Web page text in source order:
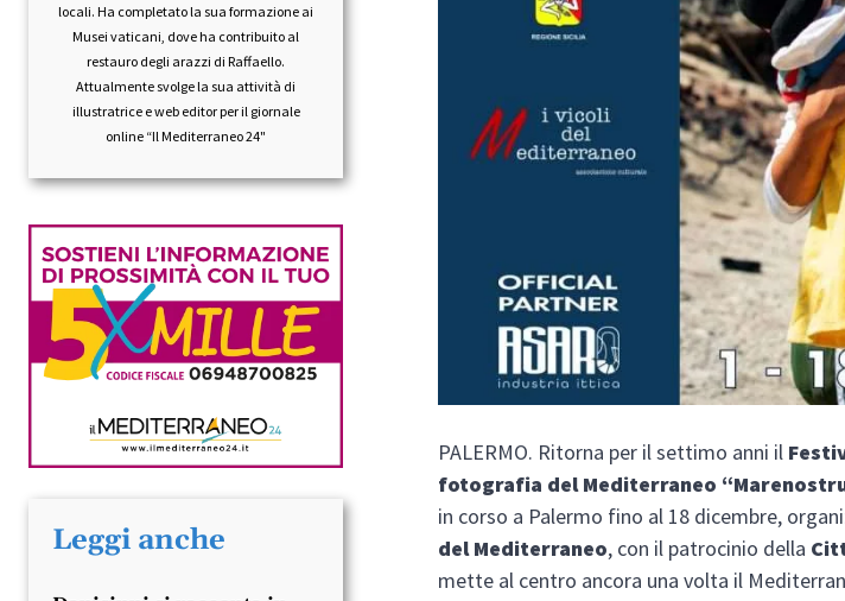
locali. Ha completato la sua formazione ai
Musei vaticani, dove ha contribuito al
restauro degli arazzi di Raffaello.
Attualmente svolge la sua attività di
illustratrice e web editor per il giornale
online “Il Mediterraneo 24"
Leggi anche
PALERMO. Ritorna per il settimo anni il
fotografia del Mediterraneo
in corso a Palermo fino al 18 dicembre,
del Mediterraneo, con il patrocinio della
mette al centro ancora una volta il